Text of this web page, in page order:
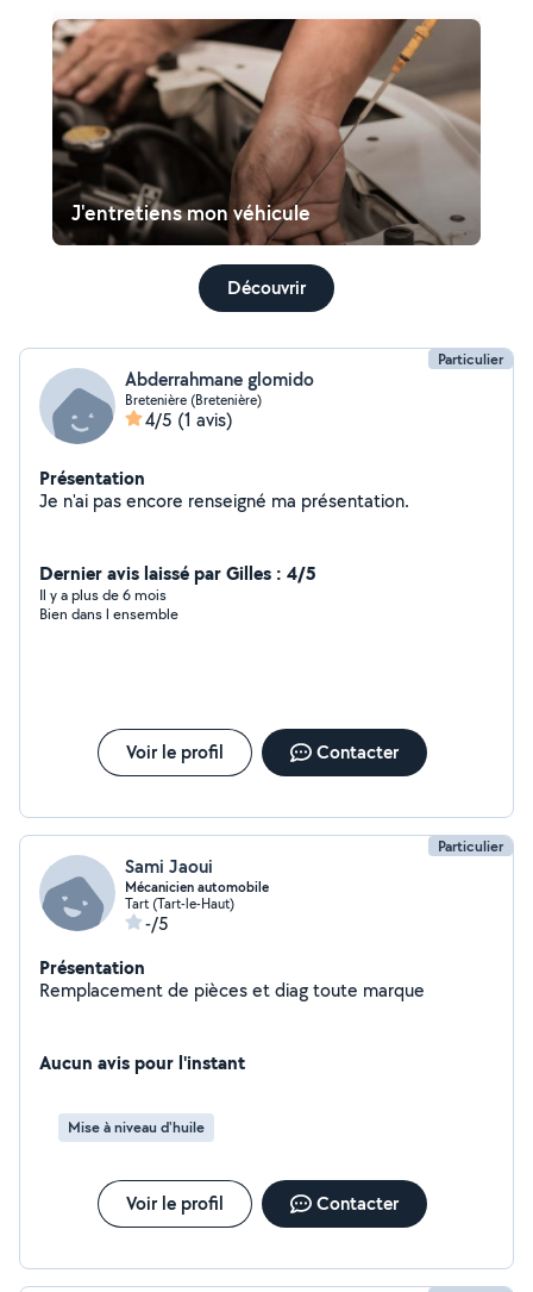
J'entretiens mon véhicule
Découvrir
Particulier
Abderrahmane glomido
Bretenière (Bretenière)
4/5 (1 avis)
Présentation
Je n'ai pas encore renseigné ma présentation.
Dernier avis laissé par Gilles : 4/5
Il y a plus de 6 mois
Bien dans l ensemble
Voir le profil Contacter
Particulier
Sami Jaoui
Mécanicien automobile
Tart (Tart-le-Haut)
-/5
Présentation
Remplacement de pièces et diag toute marque
Aucun avis pour l'instant
Mise à niveau d'huile
Voir le profil Contacter